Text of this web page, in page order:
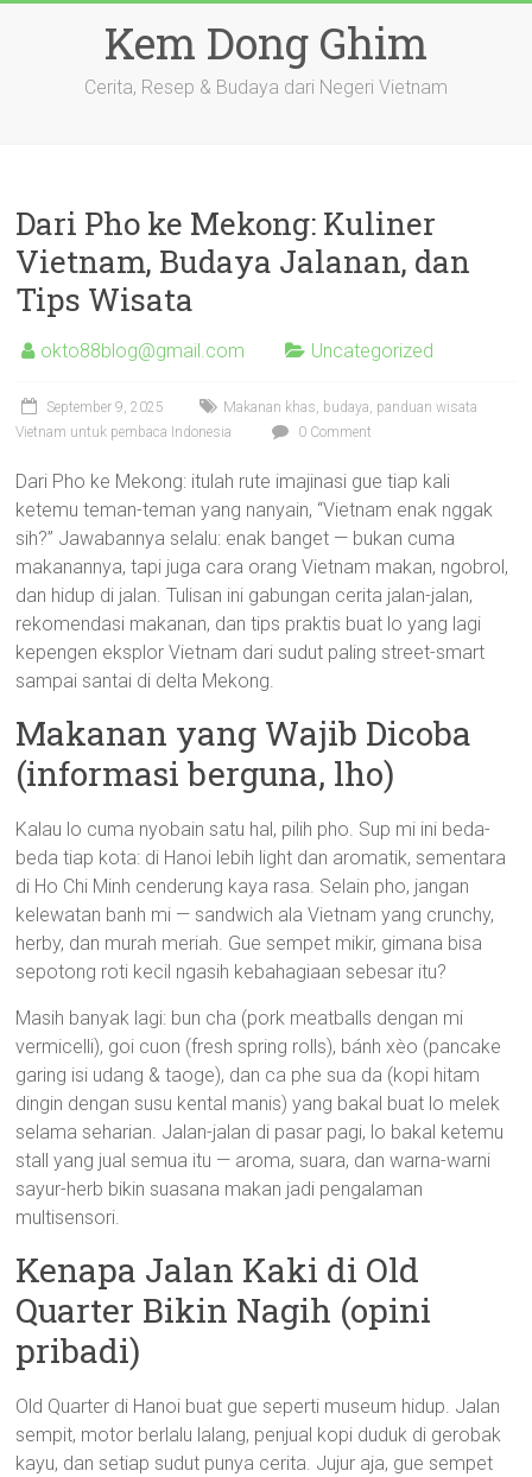
Kem Dong Ghim
Cerita, Resep & Budaya dari Negeri Vietnam
Dari Pho ke Mekong: Kuliner
Vietnam, Budaya Jalanan, dan
Tips Wisata
okto88blog@gmail.com Uncategorized
September 9, 2025
Makanan khas, budaya, panduan wisata
Vietnam untuk pembaca Indonesia
0 Comment
Dari Pho ke Mekong: itulah rute imajinasi gue tiap kali
ketemu teman-teman yang nanyain, “Vietnam enak nggak
sih?” Jawabannya selalu: enak banget — bukan cuma
makanannya, tapi juga cara orang Vietnam makan, ngobrol,
dan hidup di jalan. Tulisan ini gabungan cerita jalan-jalan,
rekomendasi makanan, dan tips praktis buat lo yang lagi
kepengen eksplor Vietnam dari sudut paling street-smart
sampai santai di delta Mekong.
Makanan yang Wajib Dicoba
(informasi berguna, lho)
Kalau lo cuma nyobain satu hal, pilih pho. Sup mi ini beda-
beda tiap kota: di Hanoi lebih light dan aromatik, sementara
di Ho Chi Minh cenderung kaya rasa. Selain pho, jangan
kelewatan banh mi — sandwich ala Vietnam yang crunchy,
herby, dan murah meriah. Gue sempet mikir, gimana bisa
sepotong roti kecil ngasih kebahagiaan sebesar itu?
Masih banyak lagi: bun cha (pork meatballs dengan mi
vermicelli), goi cuon (fresh spring rolls), bánh xèo (pancake
garing isi udang & taoge), dan ca phe sua da (kopi hitam
dingin dengan susu kental manis) yang bakal buat lo melek
selama seharian. Jalan-jalan di pasar pagi, lo bakal ketemu
stall yang jual semua itu — aroma, suara, dan warna-warni
sayur-herb bikin suasana makan jadi pengalaman
multisensori.
Kenapa Jalan Kaki di Old
Quarter Bikin Nagih (opini
pribadi)
Old Quarter di Hanoi buat gue seperti museum hidup. Jalan
sempit, motor berlalu lalang, penjual kopi duduk di gerobak
kayu, dan setiap sudut punya cerita. Jujur aja, gue sempet